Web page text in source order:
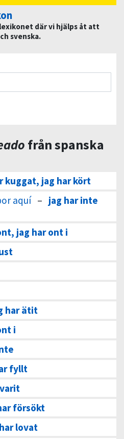
där vi hjälps åt att
svenska.
från spanska
kuggat, jag har kört
aquí – jag har inte
jag har ont i
har ätit
i
fyllt
försökt
lovat